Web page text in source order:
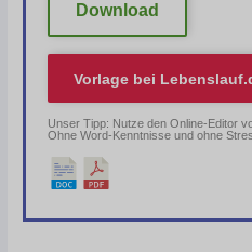
Download
Vorlage bei
Unser Tipp: Nutze den Online-Editor
Ohne Word-Kenntnisse und ohne